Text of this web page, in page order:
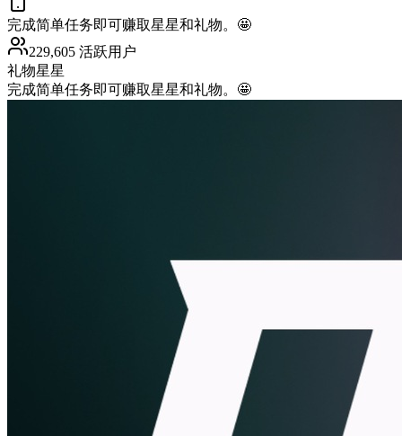
完成简单任务即可赚取星星和礼物。🤩
229,605 活跃用户
礼物星星
完成简单任务即可赚取星星和礼物。🤩